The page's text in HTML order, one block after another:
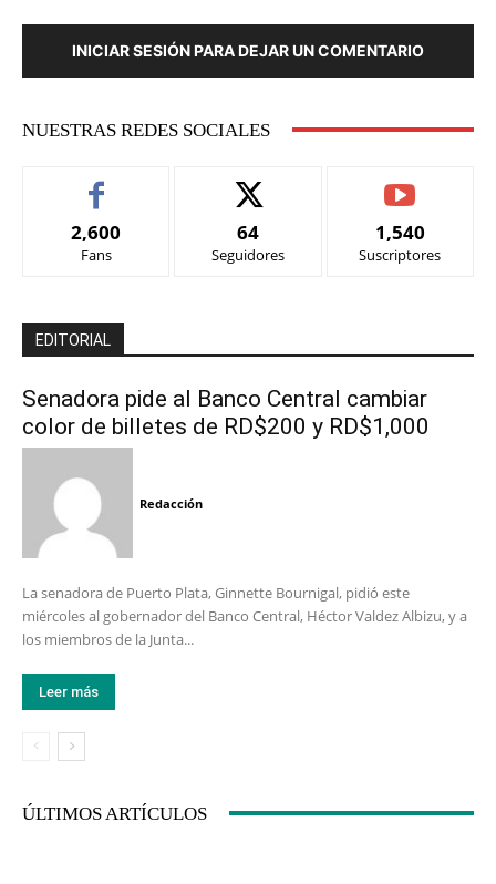
INICIAR SESIÓN PARA DEJAR UN COMENTARIO
NUESTRAS REDES SOCIALES
2,600
Fans
64
Seguidores
1,540
Suscriptores
EDITORIAL
Senadora pide al Banco Central cambiar
color de billetes de RD$200 y RD$1,000
Redacción
La senadora de Puerto Plata, Ginnette Bournigal, pidió este
miércoles al gobernador del Banco Central, Héctor Valdez Albizu, y a
los miembros de la Junta...
Leer más
ÚLTIMOS ARTÍCULOS